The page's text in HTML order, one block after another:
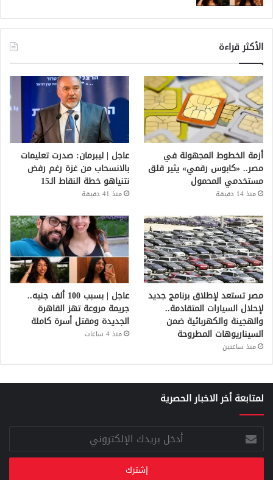
الأكثر قراءة
أزمة الخطوط المجهولة في
مصر.. «كابوس رقمي» يثير قلق
مستخدمي المحمول
منذ 14 دقيقة
عاجل | ليبرمان: صدرت تعليمات
بالانسحاب من غزة رغم رفض
نتنياهو خطة النقاط الـ15
منذ 41 دقيقة
مصر تستعد لإطلاق برنامج جديد
لإحلال السيارات المتقادمة..
والهجينة والكهربائية ضمن
السيناريوهات المطروحة
منذ ساعتين
عاجل | بسبب 100 ألف جنيه..
جريمة مروعة تهز القاهرة
الجديدة ومقتل أسرة كاملة
منذ 4 ساعات
لمتابعة أخر الاخبار الحصرية
أدخل
بريدك
الإلكتروني